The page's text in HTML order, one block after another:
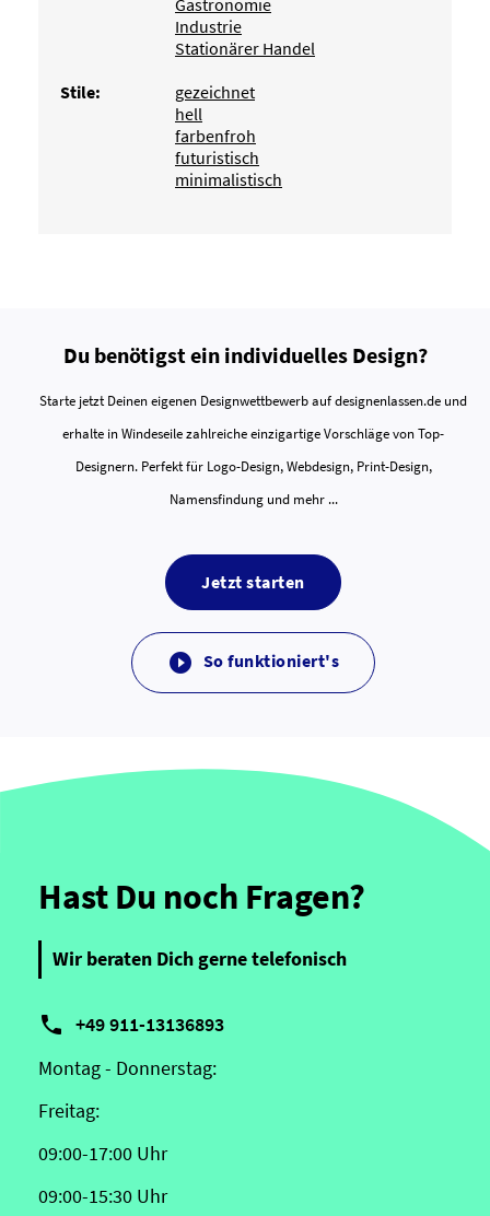
Gastronomie
Industrie
Stationärer Handel
Stile:
gezeichnet
hell
farbenfroh
futuristisch
minimalistisch
Du benötigst ein individuelles Design?
Starte jetzt Deinen eigenen Designwettbewerb auf designenlassen.de und
erhalte in Windeseile zahlreiche einzigartige Vorschläge von Top-
Designern. Perfekt für Logo-Design, Webdesign, Print-Design,
Namensfindung und mehr ...
Jetzt starten
 So funktioniert's
Hast Du noch Fragen?
Wir beraten Dich gerne telefonisch
 +49 911-13136893
Montag - Donnerstag:
Freitag:
09:00-17:00 Uhr
09:00-15:30 Uhr